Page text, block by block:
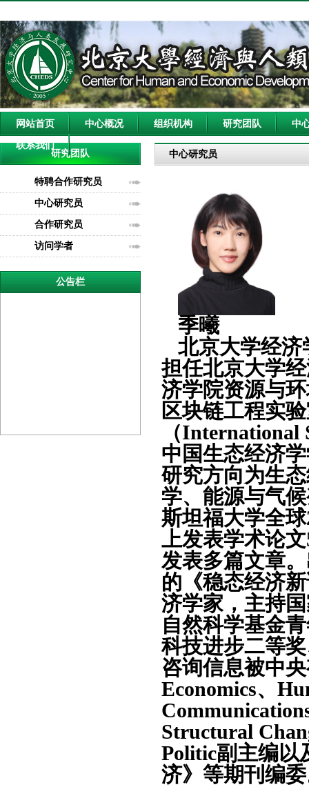
网站首页 中心概况 组织机构 研究团队 中
联系我们
研究团队
特聘合作研究员
中心研究员
合作研究员
访问学者
公告栏
中心研究员
季曦
北京大学经
担任北京大学
济学院资源与
区块链工程实
（International
中国生态经济
研究方向为生
学、能源与气
斯坦福大学全球
上发表学术论文
发表多篇文章
的《稳态经济
济学家，主持
自然科学基金
科技进步二等
咨询信息被中
Economics、
Structural
Politic副主编以
济》等期刊编